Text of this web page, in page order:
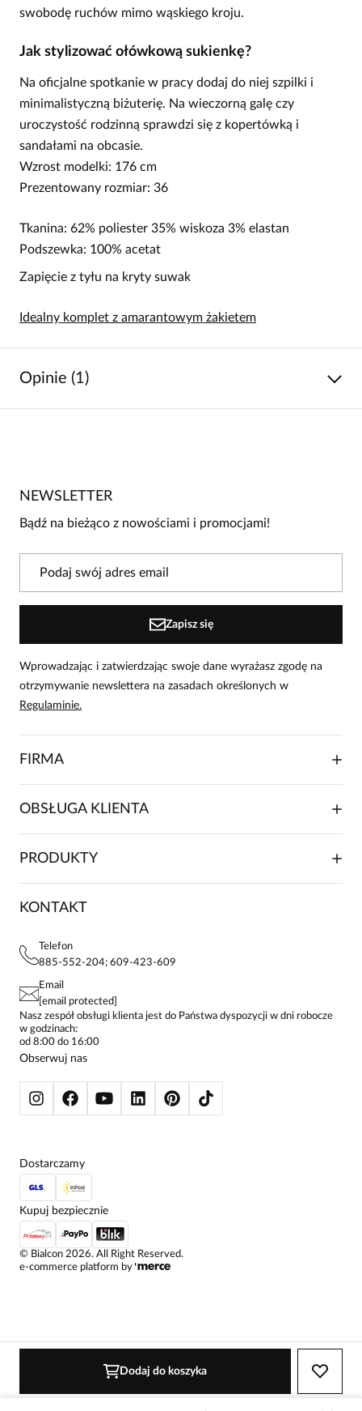
Dodaj do koszyka
swobodę ruchów mimo wąskiego kroju.
Jak stylizować ołówkową sukienkę?
Na oficjalne spotkanie w pracy dodaj do niej szpilki i
minimalistyczną biżuterię. Na wieczorną galę czy
uroczystość rodzinną sprawdzi się z kopertówką i
sandałami na obcasie.
Wzrost modelki: 176 cm
Prezentowany rozmiar: 36
Tkanina: 62% poliester 35% wiskoza 3% elastan
Podszewka: 100% acetat
Zapięcie z tyłu na kryty suwak
Idealny komplet z amarantowym żakietem
Opinie (1)
4
3
1
0
W naszej witrynie opinie mogą dodawać tylko osoby, które
Marta
NEWSLETTER
Bądź na bieżąco z nowościami i promocjami!
Zapisz się
Wprowadzając i zatwierdzając swoje dane wyrażasz zgodę na
otrzymywanie newslettera na zasadach określonych w
Regulaminie.
FIRMA
O NAS
FRANCZYZA
KONTAKTY
OBSŁUGA KLIENTA
SKŁADANIE ZAMÓWIENIA
FAQ
POLITYKA PRYWATNOŚCI
STREFA STAŁEGO KLIENTA
PRODUKTY
SUKIENKI
KOSZULE DAMSKIE
SPODNIE DAMSKIE
ŻAKIETY I MARYNARKI
SWETRY
BLUZY
KONTAKT
Telefon
885-552-204; 609-423-609
Email
[email protected]
Nasz zespół obsługi klienta jest do Państwa dyspozycji w dni robocze
w godzinach:
od 8:00 do 16:00
Obserwuj nas
© Bialcon 2026. All Right Reserved.
e-commerce platform by
Dostarczamy
Kupuj bezpiecznie